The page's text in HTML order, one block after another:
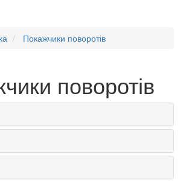
Покажчики поворотів
поворотів